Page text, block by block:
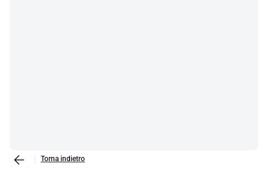
Torna indietro